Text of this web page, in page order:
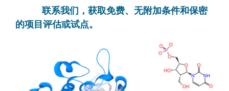
联系我们，获取免费、无附加条件和保密
的项目评估或试点。